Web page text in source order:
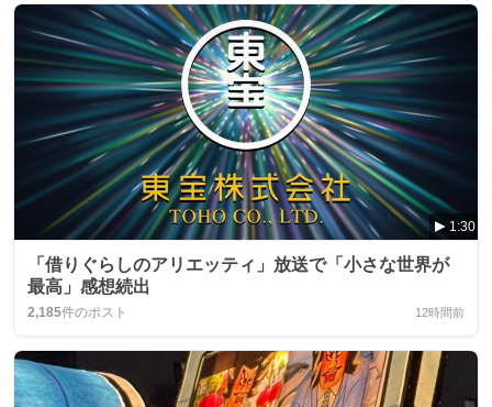
1:30
「借りぐらしのアリエッティ」放送で「小さな世界が
最高」感想続出
2,185件のポスト 12時間前